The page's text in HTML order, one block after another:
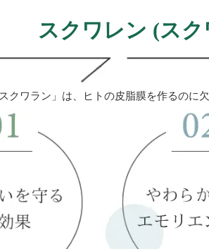
スクワレン (スク
クワラン」は、ヒトの皮脂膜を作るのに